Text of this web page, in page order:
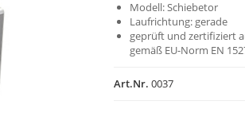
Modell: Schiebetor
Laufrichtung: gerade
geprüft und zertifiziert
gemäß EU-Norm EN
Art.Nr. 0037